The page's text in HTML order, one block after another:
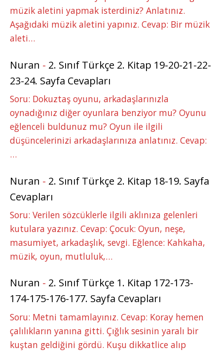
müzik aletini yapmak isterdiniz? Anlatınız.
Aşağıdaki müzik aletini yapınız. Cevap: Bir müzik
aleti…
Nuran - 2. Sınıf Türkçe 2. Kitap 19-20-21-22-
23-24. Sayfa Cevapları
Soru: Dokuztaş oyunu, arkadaşlarınızla
oynadığınız diğer oyunlara benziyor mu? Oyunu
eğlenceli buldunuz mu? Oyun ile ilgili
düşüncelerinizi arkadaşlarınıza anlatınız. Cevap:
…
Nuran - 2. Sınıf Türkçe 2. Kitap 18-19. Sayfa
Cevapları
Soru: Verilen sözcüklerle ilgili aklınıza gelenleri
kutulara yazınız. Cevap: Çocuk: Oyun, neşe,
masumiyet, arkadaşlık, sevgi. Eğlence: Kahkaha,
müzik, oyun, mutluluk,…
Nuran - 2. Sınıf Türkçe 1. Kitap 172-173-
174-175-176-177. Sayfa Cevapları
Soru: Metni tamamlayınız. Cevap: Koray hemen
çalılıkların yanına gitti. Çığlık sesinin yaralı bir
kuştan geldiğini gördü. Kuşu dikkatlice alıp